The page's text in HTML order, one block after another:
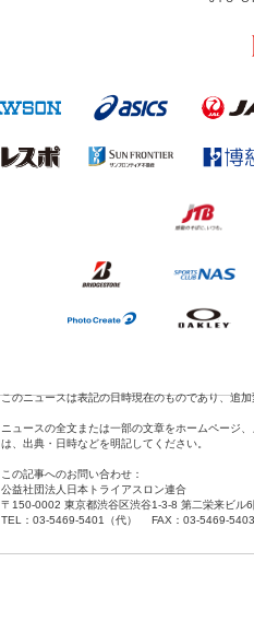
このニュースは表記の日時現在のものであり、追
ニュースの全文または一部の文章をホームページ
は、出典・日時などを明記してください。
この記事へのお問い合わせ：
公益社団法人日本トライアスロン連合
〒150-0002 東京都渋谷区渋谷1-3-8 第二栄来ビル
TEL：03-5469-5401（代） FAX：03-5469-